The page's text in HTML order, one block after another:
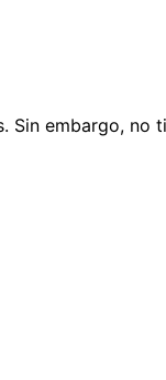
embargo,